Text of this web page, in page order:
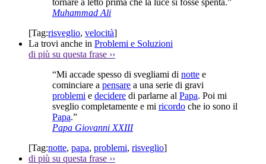
Muhammad Ali
[Tag:risveglio, velocità]
La trovi anche in Problemi e Soluzioni
di più su questa frase ››
“Mi accade spesso di svegliami di notte e
cominciare a pensare a una serie di gravi
problemi e decidere di parlarne al Papa. Poi mi
sveglio completamente e mi ricordo che io sono il
Papa.”
Papa Giovanni XXIII
[Tag:notte, papa, problemi, risveglio]
di più su questa frase ››